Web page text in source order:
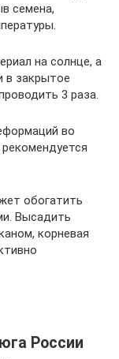
семена,
на солнце, а
в закрытое
3 раза.
во
обогатить
Высадить
корневая
России